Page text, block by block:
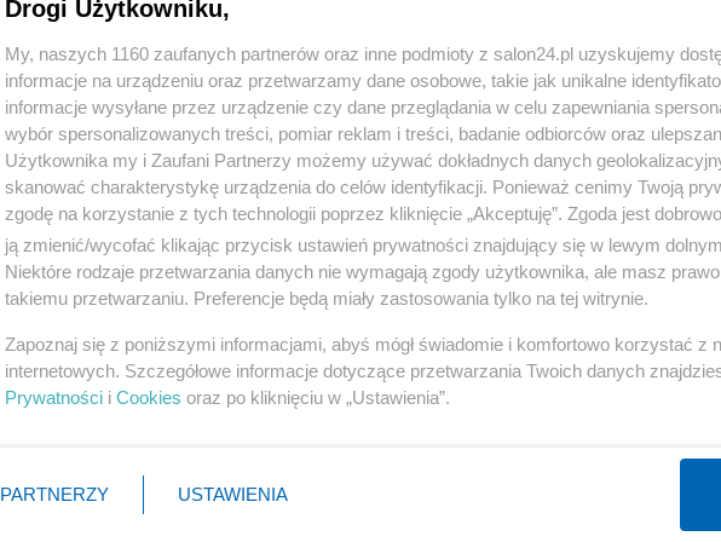
Polityka
NATO
KO
Imigranci
PiS
Gospodarka
Centralny Port Komunikacyjny
Inwestycje
Podatki
Energetyka
Drogi Użytkowniku,
My, naszych 1160 zaufanych partnerów oraz inne podmioty z salon24.pl uzyskujemy
informacje na urządzeniu oraz przetwarzamy dane osobowe, takie jak unikalne
informacje wysyłane przez urządzenie czy dane przeglądania w celu zapewniania
wybór spersonalizowanych treści, pomiar reklam i treści, badanie odbiorców oraz
Użytkownika my i Zaufani Partnerzy możemy używać dokładnych danych
skanować charakterystykę urządzenia do celów identyfikacji. Ponieważ cenimy Twoją
zgodę na korzystanie z tych technologii poprzez kliknięcie „Akceptuję”. Zgoda jest
ją zmienić/wycofać klikając przycisk ustawień prywatności znajdujący się w lewym
Niektóre rodzaje przetwarzania danych nie wymagają zgody użytkownika, ale masz
takiemu przetwarzaniu. Preferencje będą miały zastosowania tylko na tej witrynie.
Zapoznaj się z poniższymi informacjami, abyś mógł świadomie i komfortowo korzystać z
internetowych. Szczegółowe informacje dotyczące przetwarzania Twoich danych
Prywatności i Cookies oraz po kliknięciu w „Ustawienia”.
PARTNERZY USTAWIENIA